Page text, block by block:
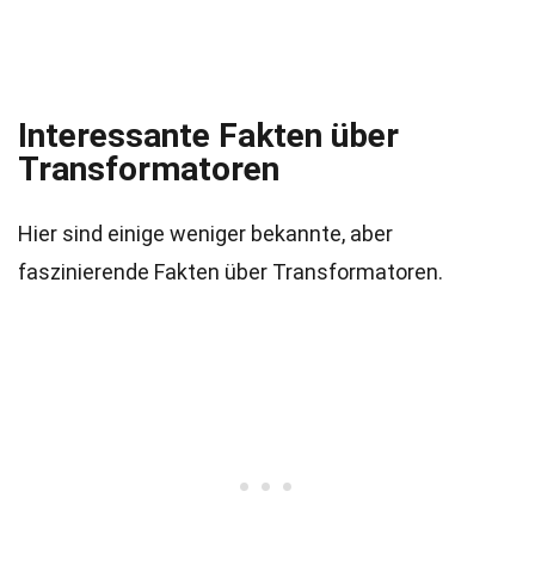
Interessante Fakten über
Transformatoren
Hier sind einige weniger bekannte, aber
faszinierende Fakten über Transformatoren.